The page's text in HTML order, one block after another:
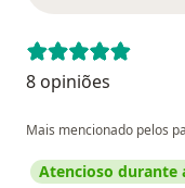
8 opiniões
Mais mencionado pelos
Atencioso durante